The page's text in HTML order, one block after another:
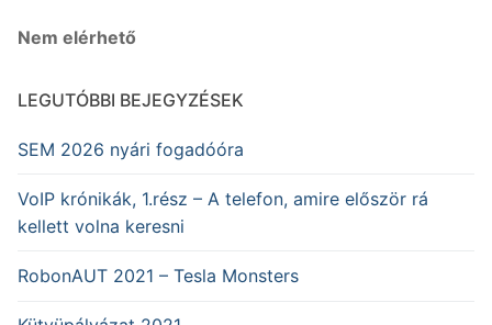
Nem elérhető
LEGUTÓBBI BEJEGYZÉSEK
SEM 2026 nyári fogadóóra
VoIP krónikák, 1.rész – A telefon, amire először rá
kellett volna keresni
RobonAUT 2021 – Tesla Monsters